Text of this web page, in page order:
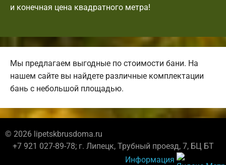
и конечная цена квадратного метра!
Мы предлагаем выгодные по стоимости бани. На
нашем сайте вы найдете различные комплектации
бань с небольшой площадью.
© 2026 lipetskbrusdoma.ru
+7 921 027-89-78; г. Липецк, Трубный проезд, 7, БЦ БТ
Информация